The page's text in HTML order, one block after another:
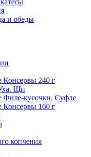
и обеды
240 г
Щи
Филе-кусочки. Суфле
160 г
копчения